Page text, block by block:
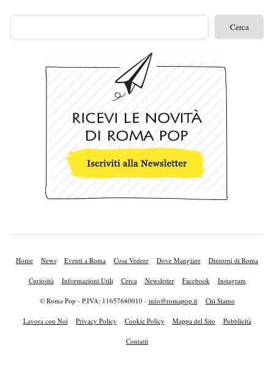
Home News Eventi a Roma Cosa Vedere Dove Mangiare Dintorni di Roma
Curiosità Informazioni Utili Cerca Newsletter Facebook Instagram
© Roma Pop - P.IVA: 11657680010 - info@romapop.it Chi Siamo
Lavora con Noi Privacy Policy Cookie Policy Mappa del Sito Pubblicità
Contatti